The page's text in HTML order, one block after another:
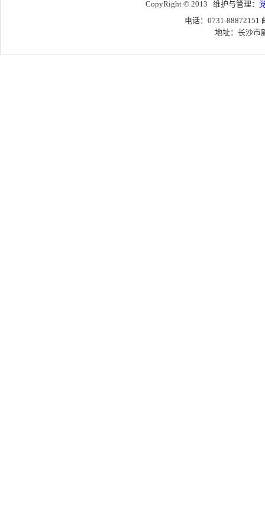
CopyRight © 2013 维护与管理：
电话：0731-88872151
地址：长沙市